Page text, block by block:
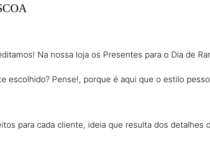
Na nossa loja os Presentes para o Dia de
escolhido? Pense!, porque é aqui que o estilo
para cada cliente, ideia que resulta dos detalhes